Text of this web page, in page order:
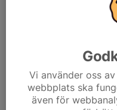
Vi använder oss
webbplats ska
även för